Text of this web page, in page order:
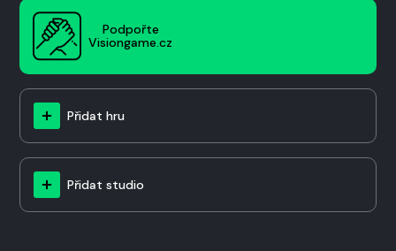
Podpořte
Visiongame.cz
Přidat hru
Přidat studio